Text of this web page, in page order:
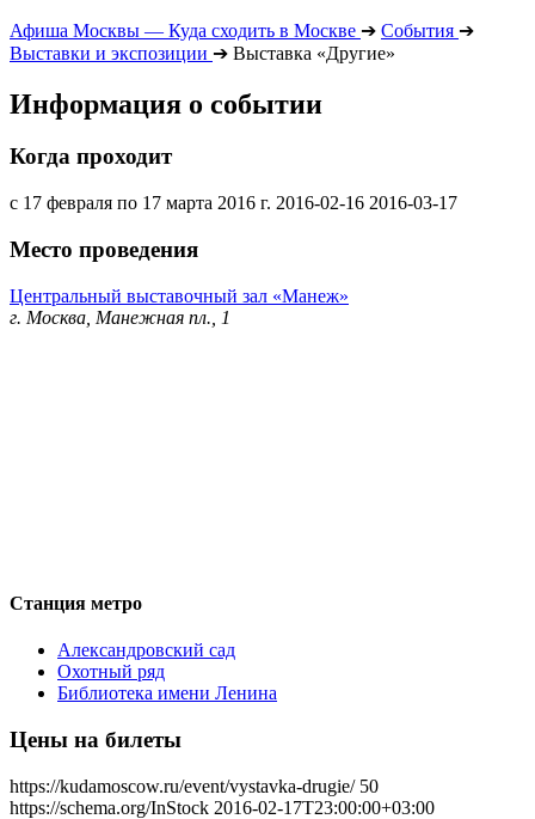
Афиша Москвы — Куда сходить в Москве ➔ События ➔
Выставки и экспозиции ➔ Выставка «Другие»
Информация о событии
Когда проходит
с 17 февраля по 17 марта 2016 г. 2016-02-16 2016-03-17
Место проведения
Центральный выставочный зал «Манеж»
г. Москва, Манежная пл., 1
Станция метро
Александровский сад
Охотный ряд
Библиотека имени Ленина
Цены на билеты
https://kudamoscow.ru/event/vystavka-drugie/ 50
https://schema.org/InStock 2016-02-17T23:00:00+03:00